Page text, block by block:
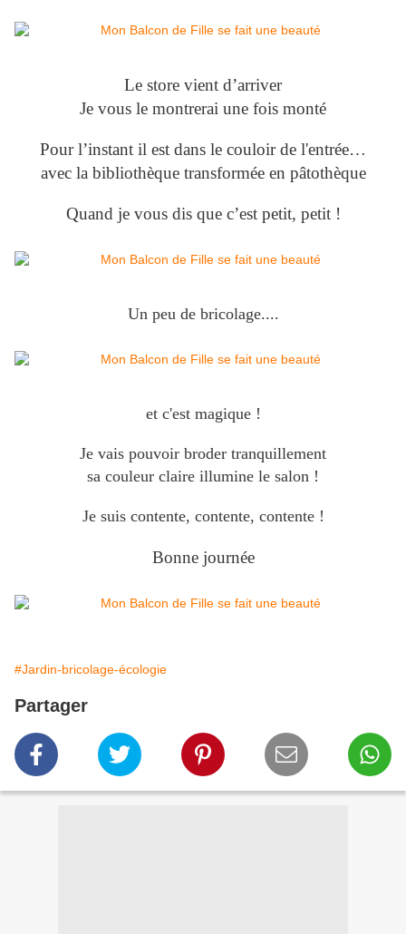
Le store vient d’arriver
Je vous le montrerai une fois monté
Pour l’instant il est dans le couloir de l'entrée…
avec la bibliothèque transformée en pâtothèque
Quand je vous dis que c’est petit, petit !
Un peu de bricolage....
et c'est magique !
Je vais pouvoir broder tranquillement
sa couleur claire illumine le salon !
Je suis contente, contente, contente !
Bonne journée
#Jardin-bricolage-écologie
Partager